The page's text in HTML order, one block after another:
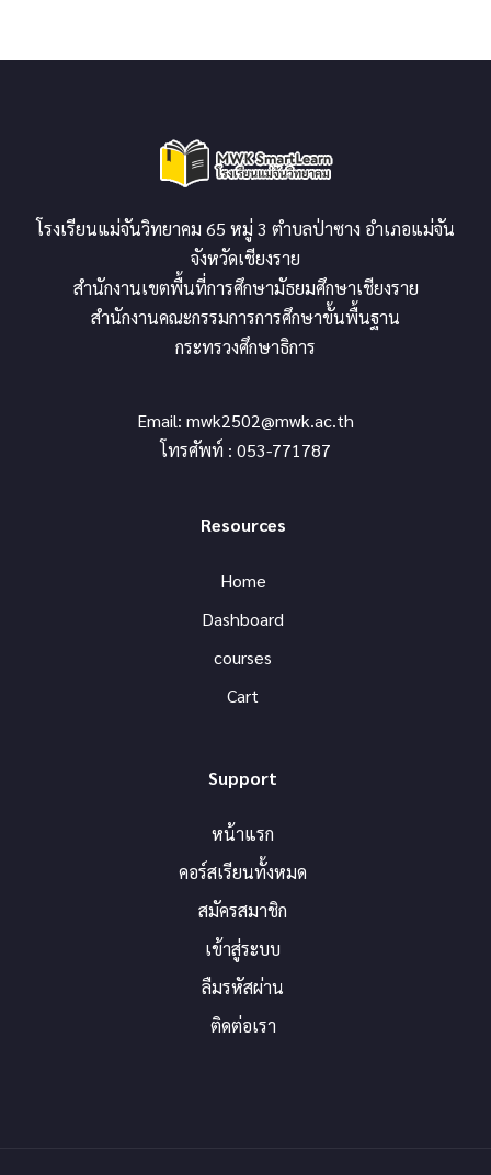
โรงเรียนแม่จันวิทยาคม 65 หมู่ 3 ตำบลป่าซาง อำเภอแม่จัน
จังหวัดเชียงราย
สำนักงานเขตพื้นที่การศึกษามัธยมศึกษาเชียงราย
สำนักงานคณะกรรมการการศึกษาขั้นพื้นฐาน
กระทรวงศึกษาธิการ
Email: mwk2502@mwk.ac.th
โทรศัพท์ : 053-771787
Resources
Home
Dashboard
courses
Cart
Support
หน้าแรก
คอร์สเรียนทั้งหมด
สมัครสมาชิก
เข้าสู่ระบบ
ลืมรหัสผ่าน
ติดต่อเรา